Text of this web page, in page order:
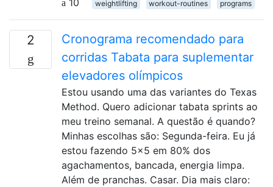
10
weightlifting workout-routines programs
2
Cronograma recomendado para
corridas Tabata para suplementar
elevadores olímpicos
Estou usando uma das variantes do Texas
Method. Quero adicionar tabata sprints ao
meu treino semanal. A questão é quando?
Minhas escolhas são: Segunda-feira. Eu já
estou fazendo 5x5 em 80% dos
agachamentos, bancada, energia limpa.
Além de pranchas. Casar. Dia mais claro: